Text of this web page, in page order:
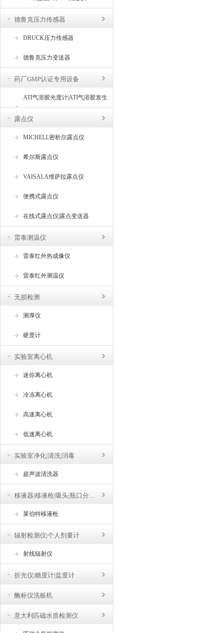
德鲁克压力传感器
DRUCK压力传感器
德鲁克压力变送器
药厂GMP认证专用设备
ATI气溶胶光度计|ATI气溶胶发生
器
露点仪
MICHELL密析尔露点仪
希尔斯露点仪
VAISALA维萨拉露点仪
便携式露点仪
在线式露点仪|露点变送器
雷泰测温仪
雷泰红外热成像仪
雷泰红外测温仪
无损检测
测厚仪
硬度计
实验室离心机
迷你离心机
冷冻离心机
高速离心机
低速离心机
实验室净化|清洗|消毒
超声波清洗器
移液器|移液枪|吸头|瓶口分液器
莱伯特移液枪
辐射检测仪|个人剂量计
射线辐射仪
折光仪|糖度计|盐度计
酶标仪洗板机
意大利匹磁水质检测仪